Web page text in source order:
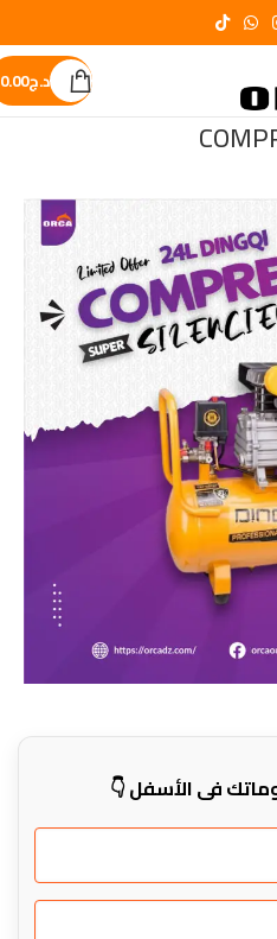
د.ج0.00
في الأسفل 👇